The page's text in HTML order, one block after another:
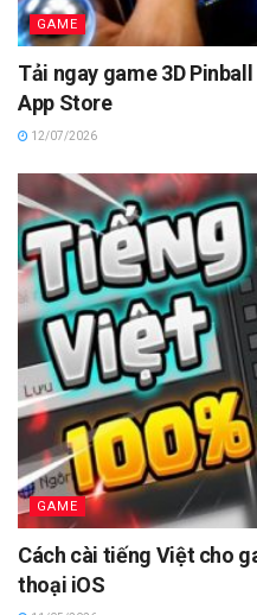
GAME
Tải ngay game 3D
App Store
12/07/2026
GAME
Cách cài tiếng Việt cho
thoại iOS